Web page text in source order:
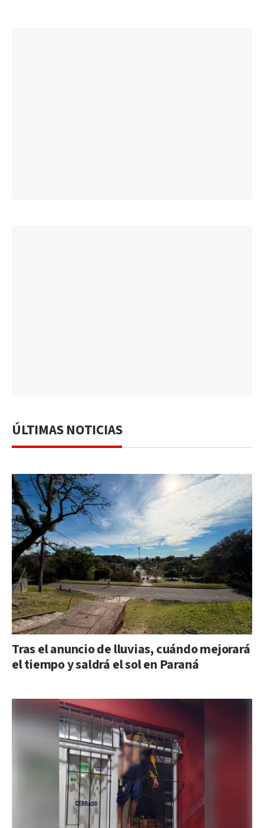
ÚLTIMAS NOTICIAS
Tras el anuncio de lluvias, cuándo mejorará
el tiempo y saldrá el sol en Paraná